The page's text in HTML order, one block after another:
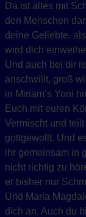
Da ist alles mit
den Menschen
deine Geliebte,
wird dich
Und auch bei dir
anschwillt, groß
in Miriam’s Yoni
Euch mit euren
Vermischt und
gottgewollt. Und
ihr gemeinsam in
nicht richtig zu
er bisher nur
Und Maria
dich an. Auch du